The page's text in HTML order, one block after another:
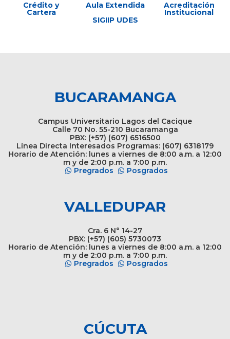
Crédito y
Cartera
Aula Extendida
SIGIIP UDES
Acreditación
Institucional
BUCARAMANGA
Campus Universitario Lagos del Cacique
Calle 70 No. 55-210 Bucaramanga
PBX: (+57) (607) 6516500
Línea Directa Interesados Programas: (607) 6318179
Horario de Atención: lunes a viernes de 8:00 a.m. a 12:00
m y de 2:00 p.m. a 7:00 p.m.
Pregrados
Posgrados
VALLEDUPAR
Cra. 6 N° 14-27
PBX: (+57) (605) 5730073
Horario de Atención: lunes a viernes de 8:00 a.m. a 12:00
m y de 2:00 p.m. a 7:00 p.m.
Pregrados
Posgrados
CÚCUTA